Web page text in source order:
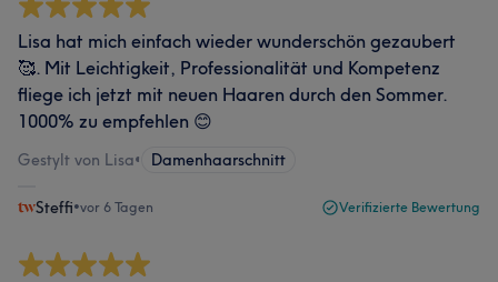
Lisa hat mich einfach wieder wunderschön gezaubert
🥰. Mit Leichtigkeit, Professionalität und Kompetenz
fliege ich jetzt mit neuen Haaren durch den Sommer.
1000% zu empfehlen 😊
Gestylt von Lisa• Damenhaarschnitt
Steffi•vor 6 Tagen Verifizierte Bewertung